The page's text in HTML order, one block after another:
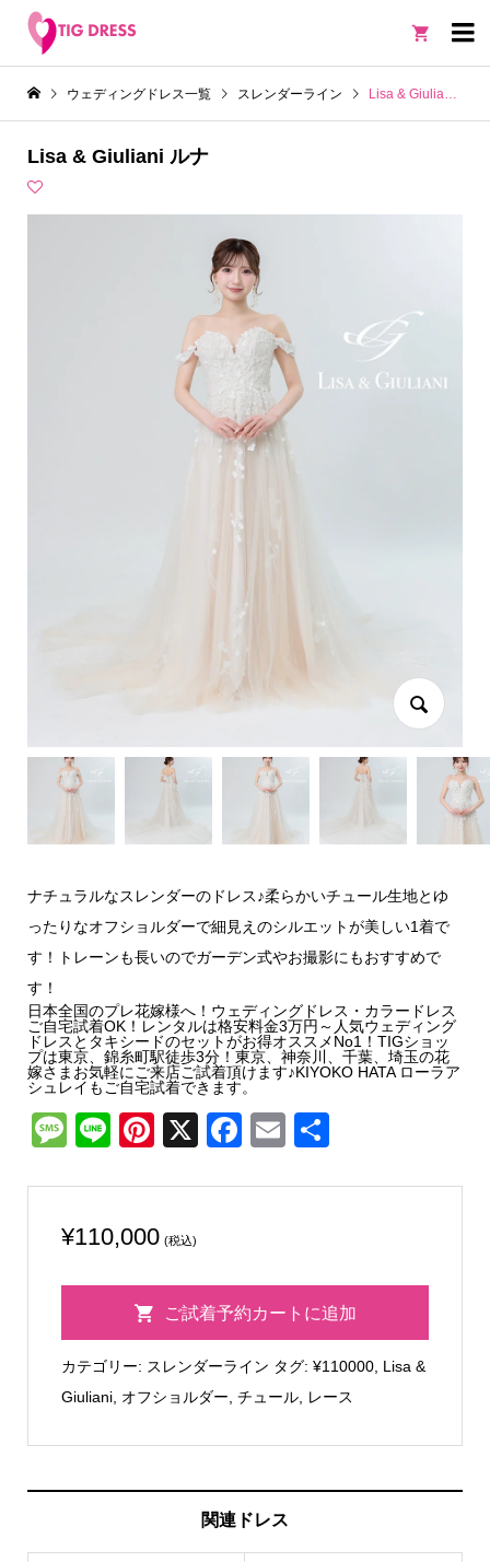

ウェディングドレス一覧 スレンダーライン Lisa & Giuliani ルナ
Lisa & Giuliani ルナ
ナチュラルなスレンダーのドレス♪柔らかいチュール生地とゆ
ったりなオフショルダーで細見えのシルエットが美しい1着で
す！トレーンも長いのでガーデン式やお撮影にもおすすめで
す！
日本全国のプレ花嫁様へ！ウェディングドレス・カラードレス
ご自宅試着OK！レンタルは格安料金3万円～人気ウェディング
ドレスとタキシードのセットがお得オススメNo1！TIGショッ
プは東京、錦糸町駅徒歩3分！東京、神奈川、千葉、埼玉の花
嫁さまお気軽にご来店ご試着頂けます♪KIYOKO HATA ローラア
シュレイもご自宅試着できます。
Message
LinePinterest
X Facebook
Email
¥110,000 (税込)
Giuliani
ル
ご試着予約カートに追加
カテゴリー: スレンダーライン タグ: ¥110000, Lisa &
Giuliani, オフショルダー チュール, レース
関連ドレス